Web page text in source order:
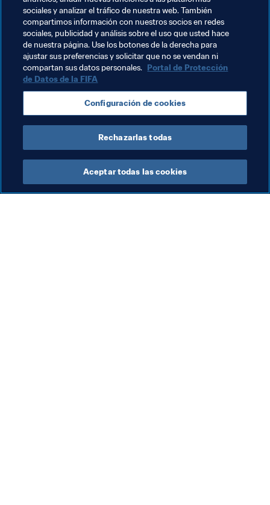
que hacemos puede ayudar a salvar una sola vida,
habrá valido la pena”.
Temas relacionados
Scotland
sociales y analizar el tráfico de nuestra web. También
compartimos información con nuestros socios en redes
sociales, publicidad y análisis sobre el uso que usted hace
de nuestra página. Use los botones de la derecha para
ajustar sus preferencias y solicitar que no se vendan ni
compartan sus datos personales. Portal de Protección
de Datos de la FIFA
Configuración de cookies
Rechazarlas todas
Aceptar todas las cookies